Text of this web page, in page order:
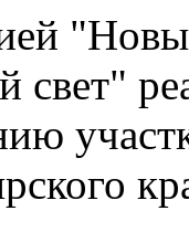
свет"